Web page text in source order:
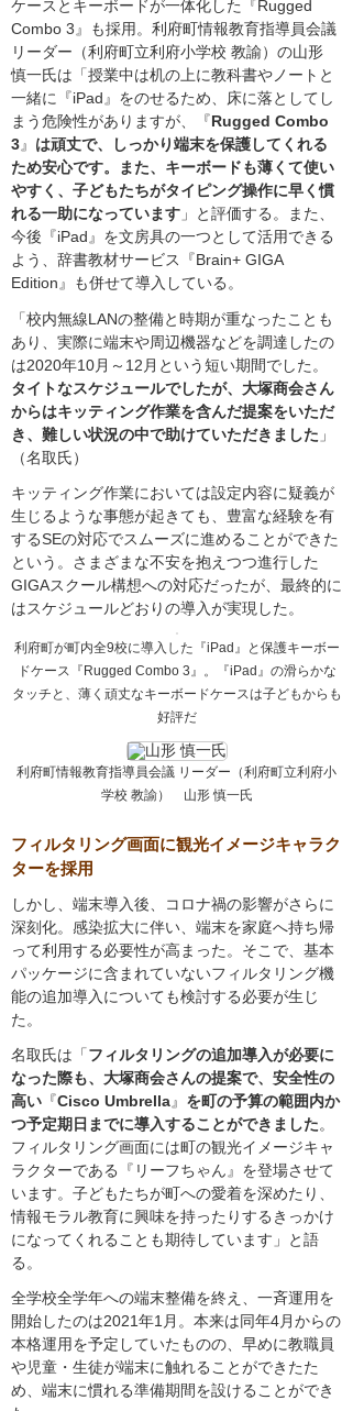
ケースとキーボードが一体化した『Rugged
Combo 3』も採用。利府町情報教育指導員会議
リーダー（利府町立利府小学校 教諭）の山形
慎一氏は「授業中は机の上に教科書やノートと
一緒に『iPad』をのせるため、床に落としてし
まう危険性がありますが、『Rugged Combo
3』 は頑丈で、しっかり端末を保護してくれる
ため安心です。また、キーボードも薄くて使い
やすく、子どもたちがタイピング操作に早く慣
れる一助になっています 」と評価する。また、
今後『iPad』を文房具の一つとして活用できる
よう、辞書教材サービス『Brain+ GIGA
Edition』も併せて導入している。
「校内無線LANの整備と時期が重なったことも
あり、実際に端末や周辺機器などを調達したの
は2020年10月～12月という短い期間でした。
タイトなスケジュールでしたが、大塚商会さん
からはキッティング作業を含んだ提案をいただ
き、難しい状況の中で助けていただきました 」
（名取氏）
キッティング作業においては設定内容に疑義が
生じるような事態が起きても、豊富な経験を有
するSEの対応でスムーズに進めることができた
という。さまざまな不安を抱えつつ進行した
GIGAスクール構想への対応だったが、最終的に
はスケジュールどおりの導入が実現した。
利府町が町内全9校に導入した『iPad』と保護キーボー
ドケース『Rugged Combo 3』。『iPad』の滑らかな
タッチと、薄く頑丈なキーボードケースは子どもからも
好評だ
利府町情報教育指導員会議 リーダー（利府町立利府小
学校 教諭） 山形 慎一氏
フィルタリング画面に観光イメージキャラク
ターを採用
しかし、端末導入後、コロナ禍の影響がさらに
深刻化。感染拡大に伴い、端末を家庭へ持ち帰
って利用する必要性が高まった。そこで、基本
パッケージに含まれていないフィルタリング機
能の追加導入についても検討する必要が生じ
た。
名取氏は「フィルタリングの追加導入が必要に
なった際も、大塚商会さんの提案で、安全性の
高い 『Cisco Umbrella』 を町の予算の範囲内か
つ予定期日までに導入することができました。
フィルタリング画面には町の観光イメージキャ
ラクターである『リーフちゃん』を登場させて
います。子どもたちが町への愛着を深めたり、
情報モラル教育に興味を持ったりするきっかけ
になってくれることも期待しています」と語
る。
全学校全学年への端末整備を終え、一斉運用を
開始したのは2021年1月。本来は同年4月からの
本格運用を予定していたものの、早めに教職員
や児童・生徒が端末に触れることができたた
め、端末に慣れる準備期間を設けることができ